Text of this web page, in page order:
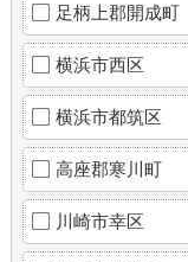
足柄上郡開成町
横浜市西区
横浜市都筑区
高座郡寒川町
川崎市幸区